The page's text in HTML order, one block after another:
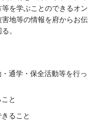
を学ぶことのできるオン
地等の情報を府からお伝
。
通学・保全活動等を行っ
と
ること